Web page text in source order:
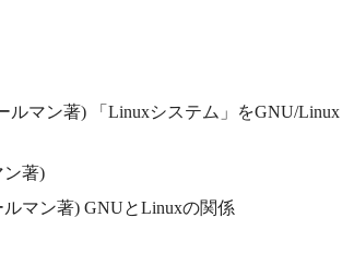
ルマン著) 「Linuxシステム」をGNU/Linux
ン著)
マン著) GNUとLinuxの関係